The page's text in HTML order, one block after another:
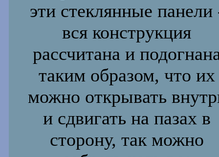
эти стеклянные панели
вся конструкция
рассчитана и
таким образом, что их
можно открывать
и сдвигать на пазах в
сторону, так можно